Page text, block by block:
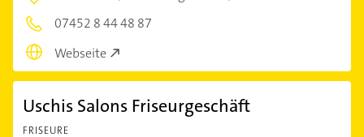
07452 8 44 48 87
Webseite
Uschis Salons Friseurgeschäft
FRISEURE